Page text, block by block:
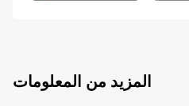
المزيد من المعلومات